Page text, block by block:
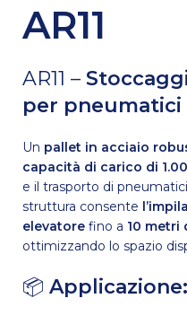
AR11
AR11 –
per pneumatici
Un pallet in acciaio
capacità di carico di
e il trasporto di
struttura consente
elevatore fino a 10 metri
ottimizzando lo spazio
📦Applicazione: